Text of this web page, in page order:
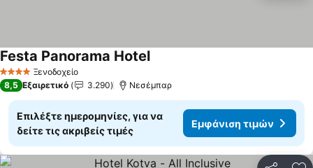
4 ΑστέριαΞενοδοχείο
Festa Panorama Hotel
8,5 Εξαιρετικό 3.290 Νεσέμπαρ
Επιλέξτε ημερομηνίες, για να
δείτε τις ακριβείς τιμές
Εμφάνιση τιμών